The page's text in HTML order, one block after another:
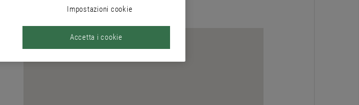
Impostazioni cookie
Accetta i cookie